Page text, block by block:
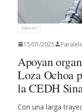
ENGLISH
15/01/2025
Apoyan
Loza Ochoa
la CEDH
Con una larga